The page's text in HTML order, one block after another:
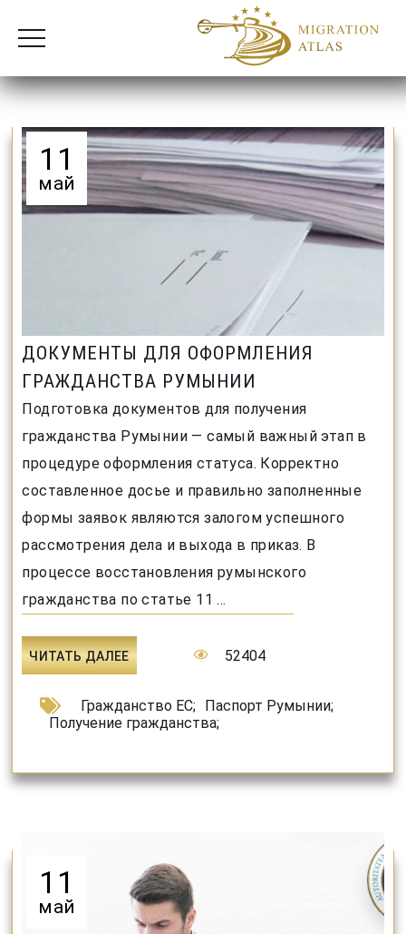
11
май
ДОКУМЕНТЫ ДЛЯ ОФОРМЛЕНИЯ
ГРАЖДАНСТВА РУМЫНИИ
Подготовка документов для получения
гражданства Румынии — самый важный этап в
процедуре оформления статуса. Корректно
составленное досье и правильно заполненные
формы заявок являются залогом успешного
рассмотрения дела и выхода в приказ. В
процессе восстановления румынского
гражданства по статье 11 ...
ЧИТАТЬ ДАЛЕЕ 52404
Гражданство ЕС; Паспорт Румынии;
Получение гражданства;
11
май